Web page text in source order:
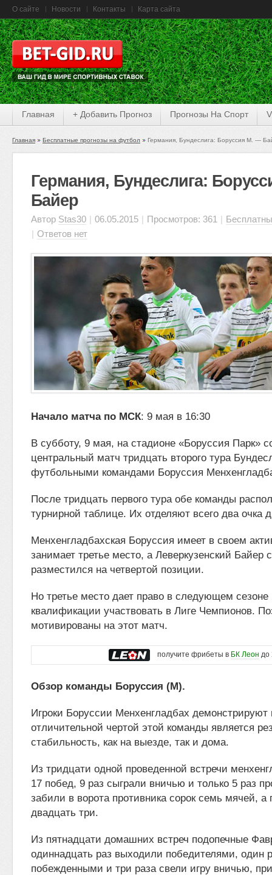
О сайте Новости Контакты Карта сайта
Главная + Добавить Прогноз Прогнозы На Спорт
Главная Бесплатные прогнозы на футбол Германия, Бундеслига: Боруссия М. —
Германия, Бундеслига:
Байер
Автор Stas30 | 06.05.2015 | Просмотров: 361 |
| Ответов нет
Начало матча по МСК: 9 мая в 16:30
В субботу, 9 мая, на стадионе «Боруссия Парк»
центральный матч тридцать второго тура
футбольными командами Боруссия
После тридцать первого тура обе команды
турнирной таблице. Их отделяют всего два очка
Менхенгладбахская Боруссия имеет в своем
занимает третье место, а Леверкузенский Байер
разместился на четвертой позиции.
Но третье место дает право в следующем сезоне
квалификации участвовать в Лиге Чемпионов.
мотивированы на этот матч.
получите фрибеты в БК Леон до
Обзор команды Боруссия (М).
Игроки Боруссии Менхенгладбах
отличительной чертой этой команды является
стабильность, как на выезде, так и дома.
Из тридцати одной проведенной встречи
17 побед, 9 раз сыграли вничью и только 5 раз
забили в ворота противника сорок семь мячей, а
двадцать три.
Из пятнадцати домашних встреч подопечные
одиннадцать раз выходили победителями, один
побежденными и три раза свели игру вничью,